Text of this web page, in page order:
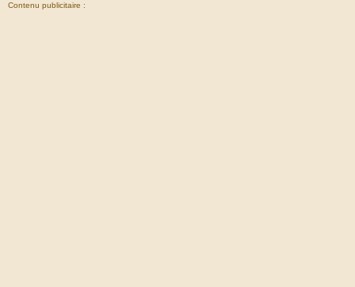
Contenu publicitaire :